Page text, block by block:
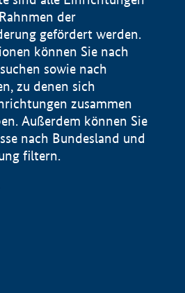
der
gefördert werden.
können Sie nach
sowie nach
zu denen sich
zusammen
Außerdem können Sie
nach Bundesland und
filtern.